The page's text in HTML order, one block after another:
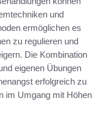
und
ermöglichen es
zu regulieren und
Die Kombination
eigenen Übungen
erfolgreich zu
im Umgang mit Höhen